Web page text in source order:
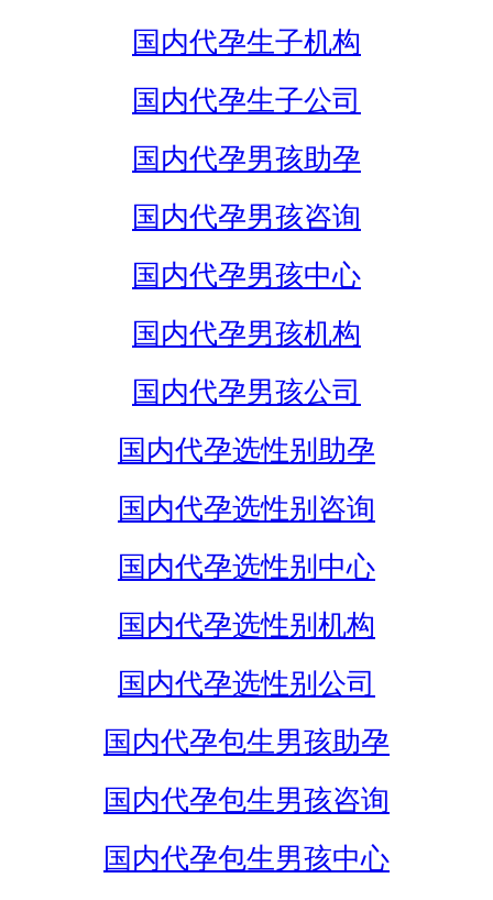
国内代孕生子机构
国内代孕生子公司
国内代孕男孩助孕
国内代孕男孩咨询
国内代孕男孩中心
国内代孕男孩机构
国内代孕男孩公司
国内代孕选性别助孕
国内代孕选性别咨询
国内代孕选性别中心
国内代孕选性别机构
国内代孕选性别公司
国内代孕包生男孩助孕
国内代孕包生男孩咨询
国内代孕包生男孩中心